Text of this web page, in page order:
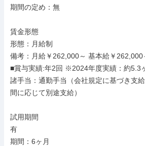
期間の定め：無
賃金形態
形態：月給制
備考：月給￥262,000～ 基本給￥262,000
■賞与実績:年2回 ※2024年度実績：約5.3
諸手当：通勤手当（会社規定に基づき支
間に応じて別途支給）
試用期間
有
期間：6ヶ月